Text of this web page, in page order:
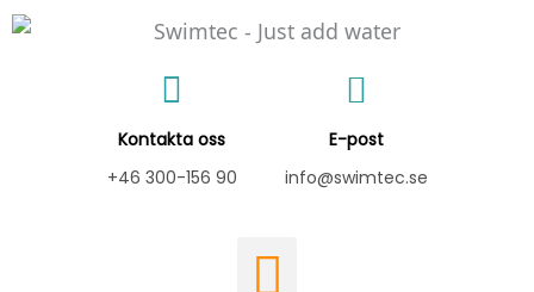
Hoppa
Kontakta oss
+46 300-156 90
E-post
info@swimtec.se